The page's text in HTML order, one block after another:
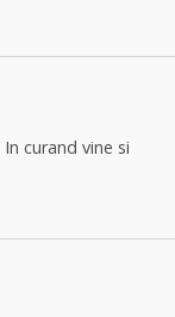
curand vine si